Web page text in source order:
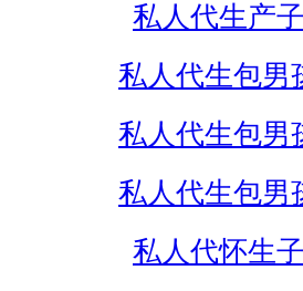
私人代生产
私人代生包男
私人代生包男
私人代生包男
私人代怀生